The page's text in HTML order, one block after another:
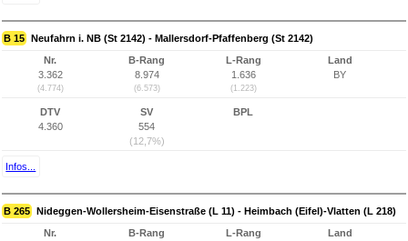
B 15 Neufahrn i. NB (St 2142) - Mallersdorf-Pfaffenberg (St 2142)
Nr.
3.362
(4.774)
B-Rang
8.974
(6.573)
L-Rang
1.636
(1.223)
Land
BY
DTV
4.360
SV
554
(12,7%)
BPL
Infos...
B 265 Nideggen-Wollersheim-Eisenstraße (L 11) - Heimbach (Eifel)-Vlatten (L 218)
Nr.
B-Rang
L-Rang
Land